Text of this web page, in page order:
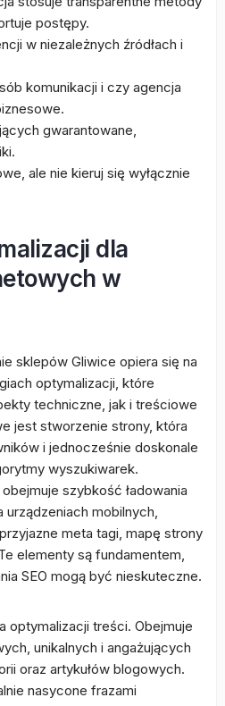
postępy.
w niezależnych źródłach i
komunikacji i czy agencja
gwarantowane,
ale nie kieruj się wyłącznie
dla
w
sklepów Gliwice opiera się na
optymalizacji, które
techniczne, jak i treściowe
jest stworzenie strony, która
i jednocześnie doskonale
wyszukiwarek.
szybkość ładowania
mobilnych,
meta tagi, mapę strony
elementy są fundamentem,
SEO mogą być nieskuteczne.
optymalizacji treści. Obejmuje
unikalnych i angażujących
oraz artykułów blogowych.
nasycone frazami